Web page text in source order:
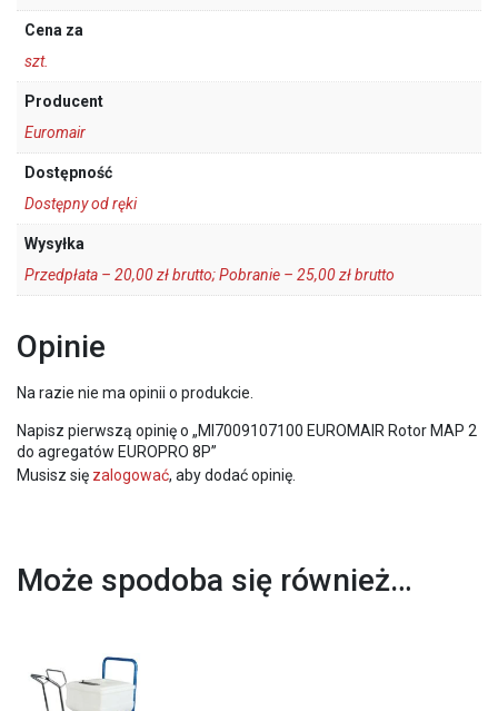
Cena za
szt.
Producent
Euromair
Dostępność
Dostępny od ręki
Wysyłka
Przedpłata – 20,00 zł brutto; Pobranie – 25,00 zł brutto
Opinie
Na razie nie ma opinii o produkcie.
Napisz pierwszą opinię o „MI7009107100 EUROMAIR Rotor MAP 2
do agregatów EUROPRO 8P”
Musisz się zalogować, aby dodać opinię.
Może spodoba się również…